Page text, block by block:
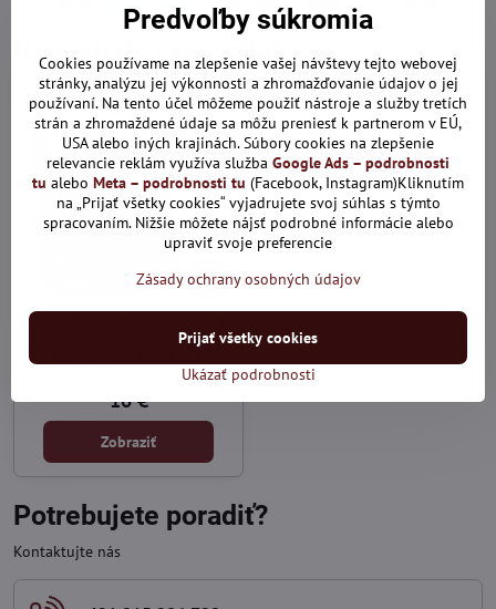
Naposledy Vás zaujalo:
26%
Len dnes: Zľava 10% s kódom:
ALL10
Malá čierna pánska kožená
peňaženka Peterson PTN
16 €
Zobraziť
Potrebujete poradiť?
Kontaktujte nás
Predvoľby súkromia
Cookies používame na zlepšenie vašej návštevy tejto webovej
stránky, analýzu jej výkonnosti a zhromažďovanie údajov o jej
používaní. Na tento účel môžeme použiť nástroje a služby tretích
strán a zhromaždené údaje sa môžu preniesť k partnerom v EÚ,
USA alebo iných krajinách. Súbory cookies na zlepšenie
relevancie reklám využíva služba Google Ads – podrobnosti
tu alebo Meta – podrobnosti tu (Facebook, Instagram)Kliknutím
na „Prijať všetky cookies“ vyjadrujete svoj súhlas s týmto
spracovaním. Nižšie môžete nájsť podrobné informácie alebo
upraviť svoje preferencie
Zásady ochrany osobných údajov
Ukázať podrobnosti
Prijať všetky cookies